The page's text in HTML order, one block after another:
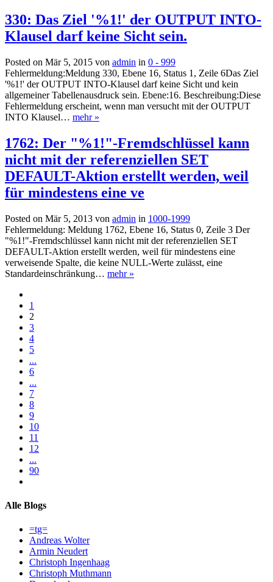
330: Das Ziel '%1!' der OUTPUT INTO-
Klausel darf keine Sicht sein.
Posted on Mär 5, 2015 von admin in 0 - 999
Fehlermeldung:Meldung 330, Ebene 16, Status 1, Zeile 6Das Ziel
'%1!' der OUTPUT INTO-Klausel darf keine Sicht und kein
allgemeiner Tabellenausdruck sein. Ebene:16. Beschreibung:Diese
Fehlermeldung erscheint, wenn man versucht mit der OUTPUT
INTO Klausel… mehr »
1762: Der "%1!"-Fremdschlüssel kann
nicht mit der referenziellen SET
DEFAULT-Aktion erstellt werden, weil
für mindestens eine ve
Posted on Mär 5, 2013 von admin in 1000-1999
Fehlermeldung: Meldung 1762, Ebene 16, Status 0, Zeile 3 Der
"%1!"-Fremdschlüssel kann nicht mit der referenziellen SET
DEFAULT-Aktion erstellt werden, weil für mindestens eine
verweisende Spalte, die keine NULL-Werte zulässt, eine
Standardeinschränkung… mehr »
1
2
3
4
5
...
6
...
7
8
9
10
11
12
...
90
Alle Blogs
=tg=
Andreas Wolter
Armin Neudert
Christoph Ingenhaag
Christoph Muthmann